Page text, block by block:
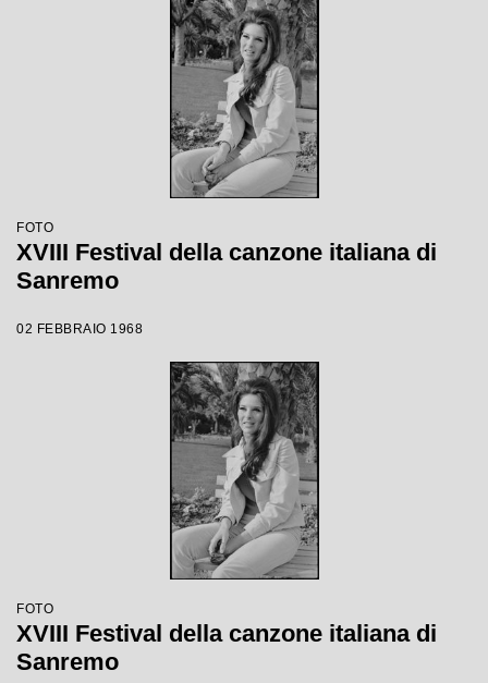
FOTO
XVIII Festival della canzone italiana di
Sanremo
02 FEBBRAIO 1968
FOTO
XVIII Festival della canzone italiana di
Sanremo